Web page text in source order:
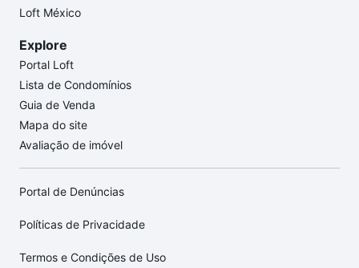
Loft México
Explore
Portal Loft
Lista de Condomínios
Guia de Venda
Mapa do site
Avaliação de imóvel
Portal de Denúncias
Políticas de Privacidade
Termos e Condições de Uso